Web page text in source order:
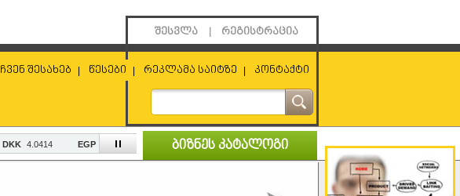
შესვლა რეგისტრაცია
ჩვენ შესახებ წესები რეკლამა საიტზე კონტაქტი
ბიზნეს კატალოგი